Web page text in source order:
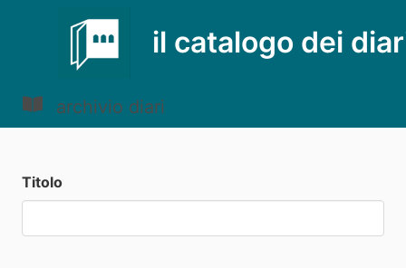
il catalogo dei
archivio diari
Titolo